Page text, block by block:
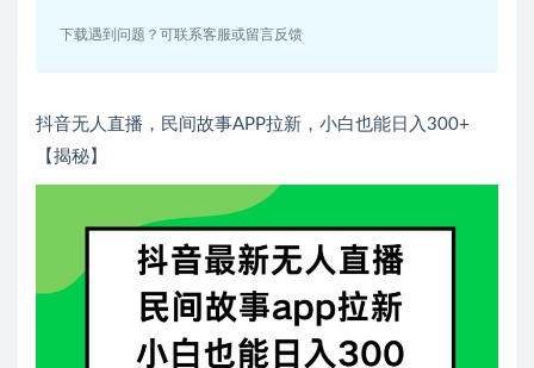
下载遇到问题？可联系客服或留言反馈
抖音无人直播，民间故事APP拉新，小白也能日入300+
【揭秘】